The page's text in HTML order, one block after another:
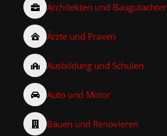
Architekten und Baugutachter
Ärzte und Praxen
Ausbildung und Schulen
Auto und Motor
Bauen und Renovieren